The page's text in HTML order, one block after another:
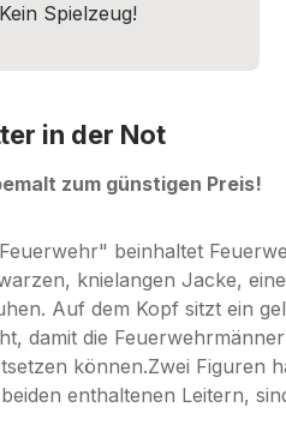
Spielzeug!
in der Not
zum günstigen Preis!
beinhaltet
knielangen Jacke,
Auf dem Kopf sitzt ein
damit die
können.Zwei Figuren
enthaltenen Leitern,